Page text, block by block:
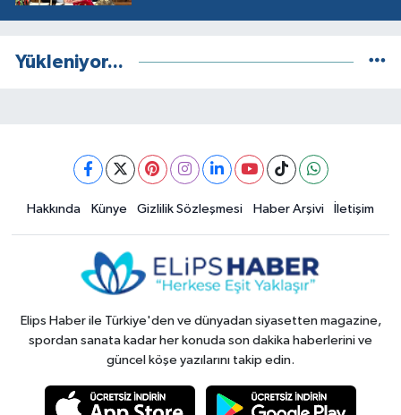
Yükleniyor...
Hakkında Künye Gizlilik Sözleşmesi Haber Arşivi İletişim
Elips Haber ile Türkiye'den ve dünyadan siyasetten magazine,
spordan sanata kadar her konuda son dakika haberlerini ve
güncel köşe yazılarını takip edin.